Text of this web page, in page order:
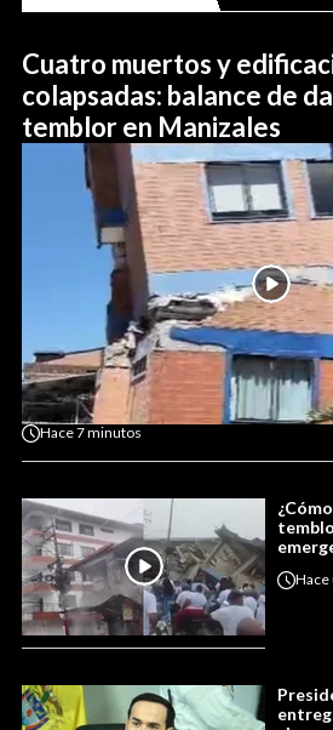
Cuatro muertos y
colapsadas: balance de
temblor en Manizales
Hace7 minutos
Hace